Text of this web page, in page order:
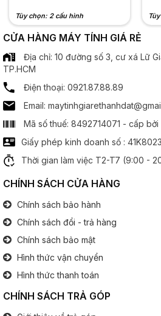
Công nghệ MH:
Chống chói
Công
Bộ xử lý đồ hoạ
Chipset đồ hoạ: Nvidia
Âm thanh
Cổng kết nối
3x USB 3.2
2x USB Type C
1x
1x SD Card
1x Smart
Tùy chọn: 2 cấu hình
CỬA HÀNG MÁY TÍNH GIÁ RẺ
Địa chỉ: 10 đường số 3, cư xá Lữ
TP.HCM
Điện thoại: 0921.87.88.89
Email:
Mã số thuế: 8492714071 - cấp bởi
Giấy phép kinh doanh số :
Thời gian làm việc T2-T7 (9:00 -
CHÍNH SÁCH CỬA HÀNG
Chính sách bảo hành
Chính sách đổi - trả hàng
Chính sách bảo mật
Hình thức vận chuyển
Hình thức thanh toán
CHÍNH SÁCH TRẢ GÓP